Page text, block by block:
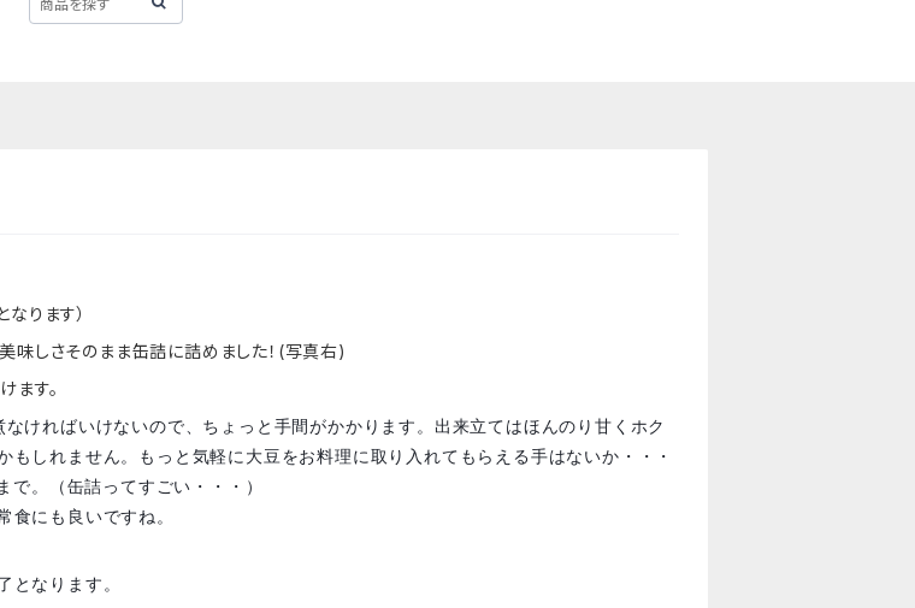
ります）
味しさそのまま缶詰に詰めました！(写真右)
ます。
ければいけないので、ちょっと手間がかかります。出来立てはほんのり甘くホク
しれません。もっと気軽に大豆をお料理に取り入れてもらえる手はないか・・・
。（缶詰ってすごい・・・）
にも良いですね。
なります。